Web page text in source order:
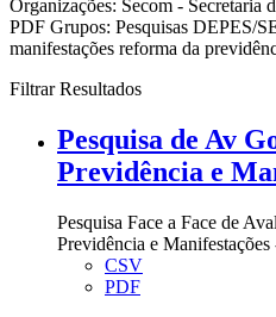
Organizações: Secom - Secretaria
PDF Grupos: Pesquisas DEPES/
manifestações reforma da
Filtrar Resultados
Pesquisa de Av
Previdência e
Pesquisa Face a Face de
Previdência e
CSV
PDF